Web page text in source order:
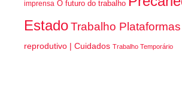
imprensa O futuro do trabalho
EstadoTrabalho Plataformas
reprodutivo | Cuidados Trabalho Temporário